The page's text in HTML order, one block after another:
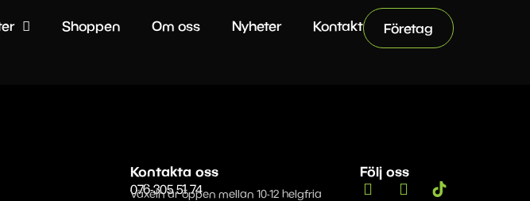
Shoppen Om oss Nyheter Kontakt Företag
Kontakta oss
076-305 51 74
Växeln är öppen mellan 10-12 helgfria
Följ oss